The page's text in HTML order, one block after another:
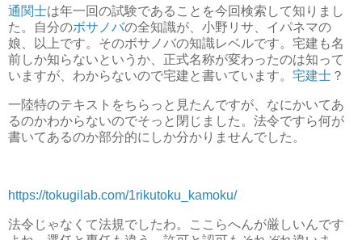
通関士は年一回の試験であることを今回検索して知りまし
た。自分のボサノバの全知識が、小野リサ、イパネマの
娘、以上です。そのボサノバの知識レベルです。宅建も名
前しか知らないというか、正式名称が変わったのは知って
いますが、わからないので宅建と書いています。 宅建士 ？
一陸特のテキストをちらっと見たんですが、なにかいてあ
るのかわからないのでそっと閉じました。法令ですら何が
書いてあるのか部分的にしか分かりませんでした。
https://tokugilab.com/1rikutoku_kamoku/
法令じゃなくて法規でしたわ。ここらへんが厳しいんです